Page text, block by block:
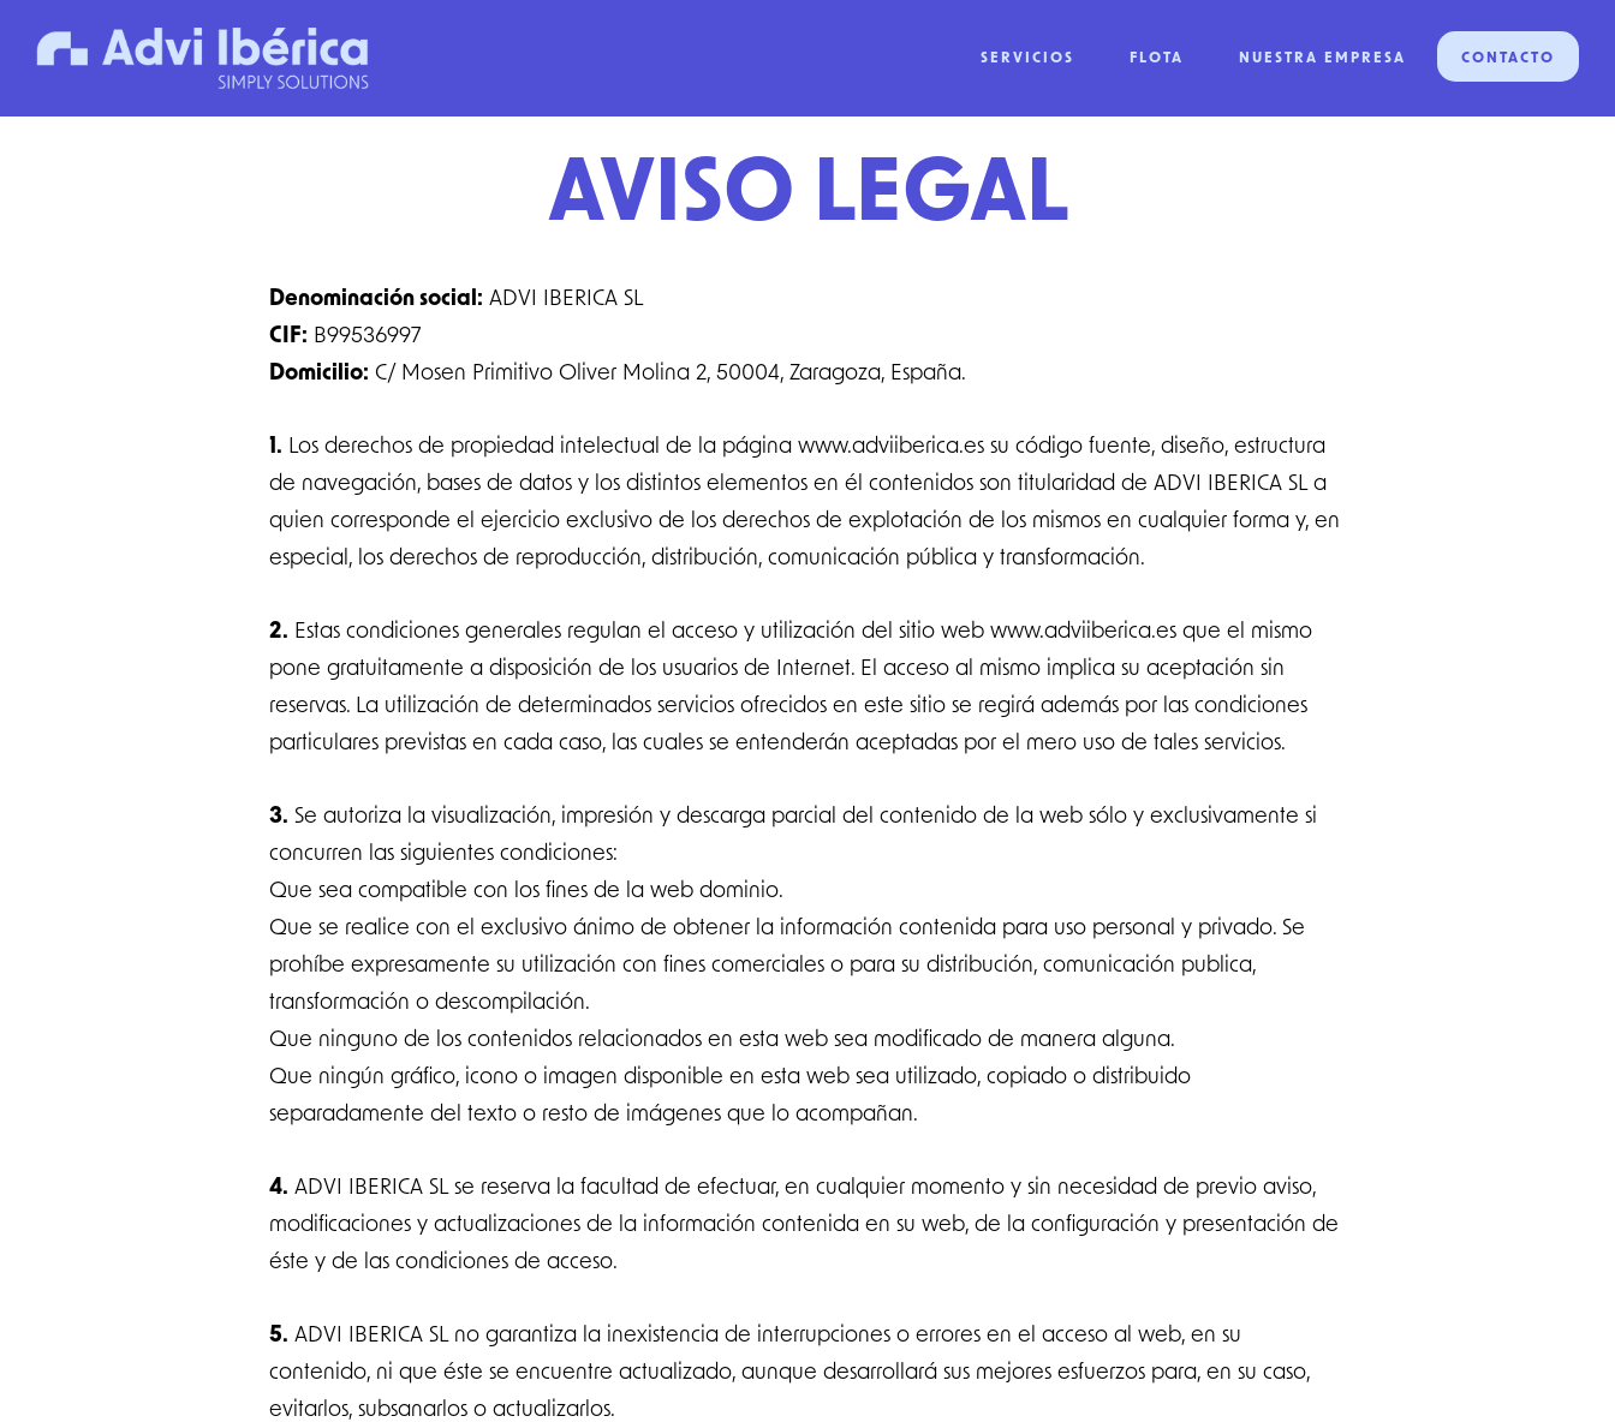
SERVICIOS FLOTA NUESTRA EMPRESA CONTACTO
AVISO LEGAL
Denominación social: ADVI IBERICA SL
CIF: B99536997
Domicilio: C/ Mosen Primitivo Oliver Molina 2, 50004, Zaragoza, España.
1. Los derechos de propiedad intelectual de la página www.adviiberica.es su código fuente, diseño, estructura
de navegación, bases de datos y los distintos elementos en él contenidos son titularidad de ADVI IBERICA SL a
quien corresponde el ejercicio exclusivo de los derechos de explotación de los mismos en cualquier forma y, en
especial, los derechos de reproducción, distribución, comunicación pública y transformación.
2. Estas condiciones generales regulan el acceso y utilización del sitio web www.adviiberica.es que el mismo
pone gratuitamente a disposición de los usuarios de Internet. El acceso al mismo implica su aceptación sin
reservas. La utilización de determinados servicios ofrecidos en este sitio se regirá además por las condiciones
particulares previstas en cada caso, las cuales se entenderán aceptadas por el mero uso de tales servicios.
3. Se autoriza la visualización, impresión y descarga parcial del contenido de la web sólo y exclusivamente si
concurren las siguientes condiciones:
Que sea compatible con los fines de la web dominio.
Que se realice con el exclusivo ánimo de obtener la información contenida para uso personal y privado. Se
prohíbe expresamente su utilización con fines comerciales o para su distribución, comunicación publica,
transformación o descompilación.
Que ninguno de los contenidos relacionados en esta web sea modificado de manera alguna.
Que ningún gráfico, icono o imagen disponible en esta web sea utilizado, copiado o distribuido
separadamente del texto o resto de imágenes que lo acompañan.
4. ADVI IBERICA SL se reserva la facultad de efectuar, en cualquier momento y sin necesidad de previo aviso,
modificaciones y actualizaciones de la información contenida en su web, de la configuración y presentación de
éste y de las condiciones de acceso.
5. ADVI IBERICA SL no garantiza la inexistencia de interrupciones o errores en el acceso al web, en su
contenido, ni que éste se encuentre actualizado, aunque desarrollará sus mejores esfuerzos para, en su caso,
evitarlos, subsanarlos o actualizarlos.